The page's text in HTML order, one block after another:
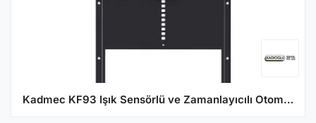
Kadmec KF93 Işık Sensörlü ve Zamanlayıcılı Otomatik Kümes Kapısı